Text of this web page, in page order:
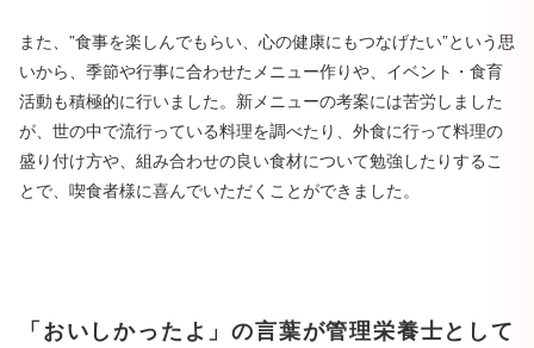
また、”食事を楽しんでもらい、心の健康にもつなげたい”という思
いから、季節や行事に合わせたメニュー作りや、イベント・食育
活動も積極的に行いました。新メニューの考案には苦労しました
が、世の中で流行っている料理を調べたり、外食に行って料理の
盛り付け方や、組み合わせの良い食材について勉強したりするこ
とで、喫食者様に喜んでいただくことができました。
「おいしかったよ」の言葉が管理栄養士として